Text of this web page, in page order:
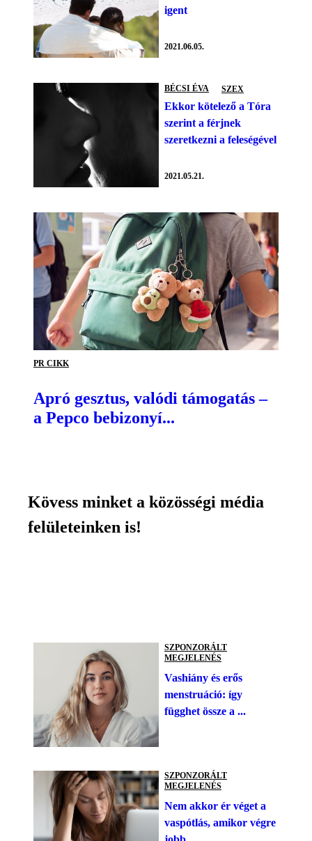
igent
2021.06.05.
BÉCSI ÉVA SZEX
Ekkor kötelező a Tóra
szerint a férjnek
szeretkezni a feleségével
2021.05.21.
PR CIKK
Apró gesztus, valódi támogatás –
a Pepco bebizonyí...
Kövess minket a közösségi média
felületeinken is!
SZPONZORÁLT
MEGJELENÉS
Vashiány és erős
menstruáció: így
függhet össze a ...
SZPONZORÁLT
MEGJELENÉS
Nem akkor ér véget a
vaspótlás, amikor végre